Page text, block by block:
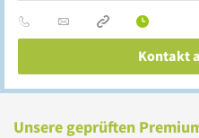
Kontakt
Unsere geprüften